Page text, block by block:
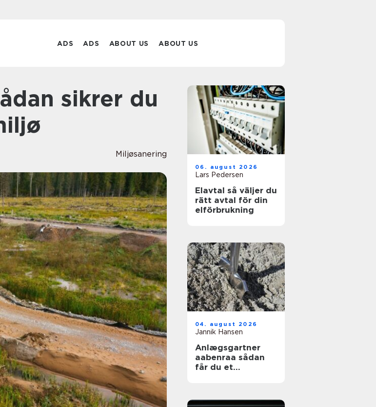
ADS ADS ABOUT US ABOUT US
Miljøsanering
06. august 2026
Lars Pedersen
Elavtal så väljer du
rätt avtal för din
elförbrukning
04. august 2026
Jannik Hansen
Anlægsgartner
aabenraa sådan
får du et